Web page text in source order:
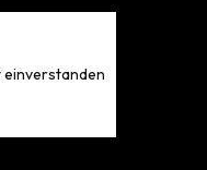
einverstanden